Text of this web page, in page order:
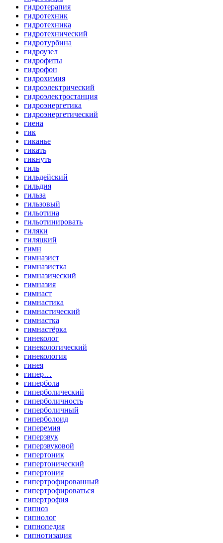
гидротерапия
гидротехник
гидротехника
гидротехнический
гидротурбина
гидроузел
гидрофиты
гидрофон
гидрохимия
гидроэлектрический
гидроэлектростанция
гидроэнергетика
гидроэнергетический
гиена
гик
гиканье
гикать
гикнуть
гиль
гильдейский
гильдия
гильза
гильзовый
гильотина
гильотинировать
гиляки
гиляцкий
гимн
гимназист
гимназистка
гимназический
гимназия
гимнаст
гимнастика
гимнастический
гимнастка
гимнастёрка
гинеколог
гинекологический
гинекология
гинея
гипер…
гипербола
гиперболический
гиперболичность
гиперболичный
гиперболоид
гиперемия
гиперзвук
гиперзвуковой
гипертоник
гипертонический
гипертония
гипертрофированный
гипертрофироваться
гипертрофия
гипноз
гипнолог
гипнопедия
гипнотизация